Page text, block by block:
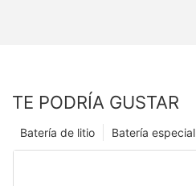
TE PODRÍA GUSTAR
Batería especial
Batería de litio